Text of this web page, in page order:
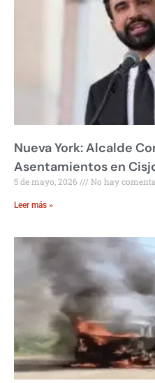
Nueva York: Alcalde
Asentamientos en
5 de mayo, 2026 No hay
Leer más »